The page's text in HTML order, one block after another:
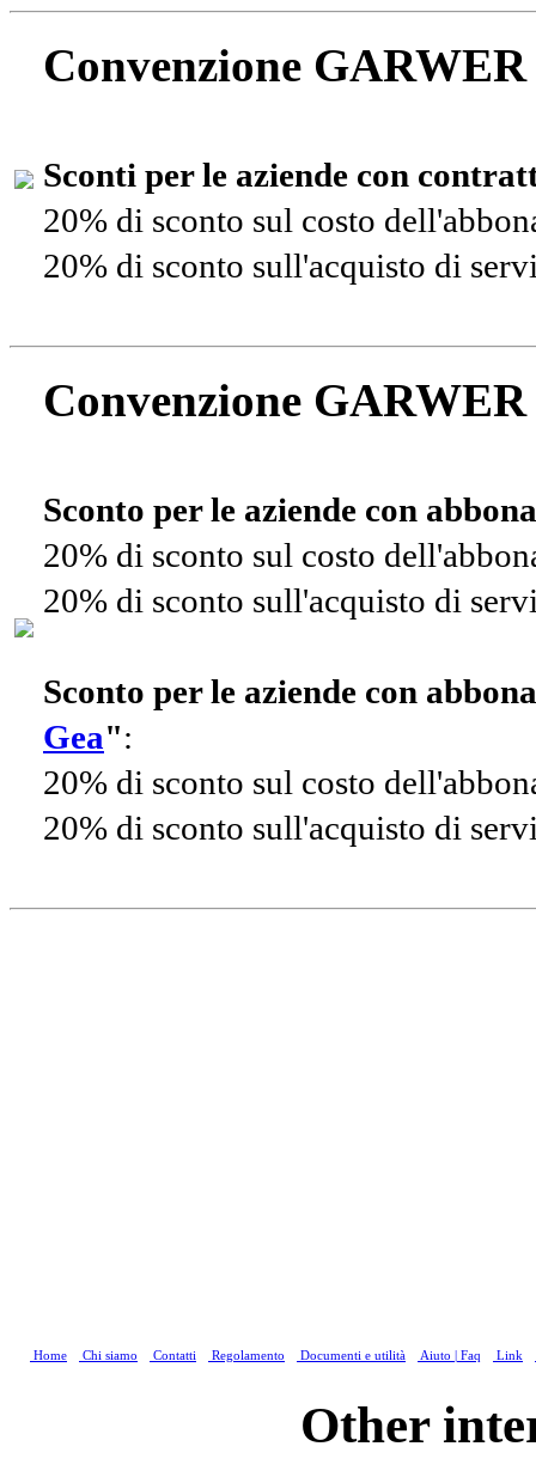
Convenzione
Sconti per le aziende con
20% di sconto sul costo
20% di sconto sull'acquisto di
Convenzione
Sconto per le aziende con
20% di sconto sul costo
20% di sconto sull'acquisto di
Sconto per le aziende con
Gea":
20% di sconto sul costo
20% di sconto sull'acquisto di
Home Chi siamo Contatti Regolamento Documenti e utilità Aiuto | Faq Link
Other